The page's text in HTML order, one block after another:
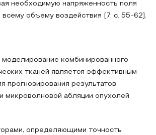
необходимую напряженность поля
объему воздействия [7, с. 55-62].
комбинированного
тканей является эффективным
прогнозирования результатов
микроволновой абляции опухолей
определяющими точность